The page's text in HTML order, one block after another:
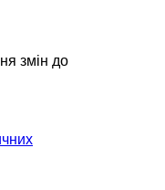
змін до